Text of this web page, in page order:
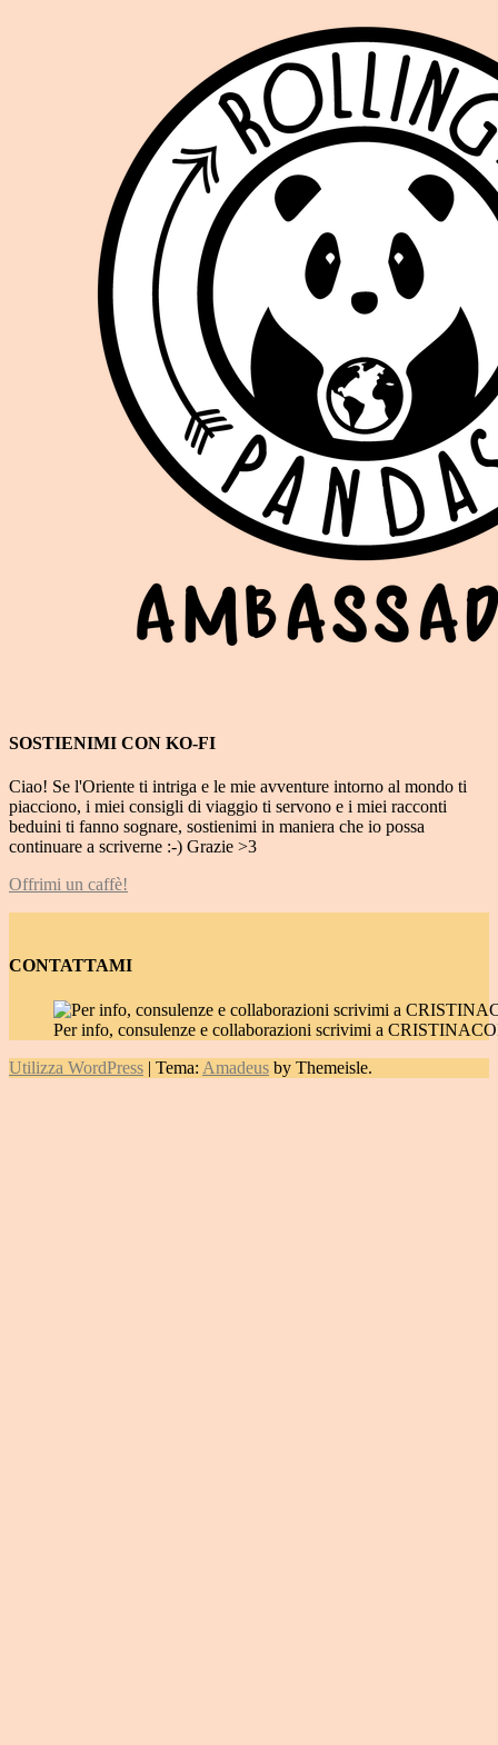
SOSTIENIMI CON KO-FI
Ciao! Se l'Oriente ti intriga e le mie avventure intorno al mondo ti
piacciono, i miei consigli di viaggio ti servono e i miei racconti
beduini ti fanno sognare, sostienimi in maniera che io possa
continuare a scriverne :-) Grazie >3
Offrimi un caffè!
CONTATTAMI
Per info, consulenze e collaborazioni scrivimi a
Utilizza WordPress | Tema: Amadeus by Themeisle.